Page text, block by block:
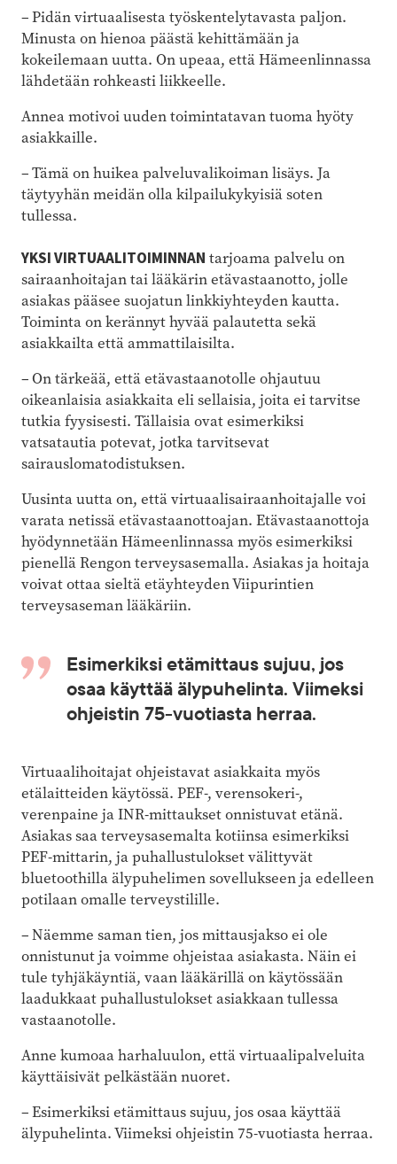
– Pidän virtuaalisesta työskentelytavasta paljon.
Minusta on hienoa päästä kehittämään ja
kokeilemaan uutta. On upeaa, että Hämeenlinnassa
lähdetään rohkeasti liikkeelle.
Annea motivoi uuden toimintatavan tuoma hyöty
asiakkaille.
– Tämä on huikea palveluvalikoiman lisäys. Ja
täytyyhän meidän olla kilpailukykyisiä soten
tullessa.
YKSI VIRTUAALITOIMINNAN tarjoama palvelu on
sairaanhoitajan tai lääkärin etävastaanotto, jolle
asiakas pääsee suojatun linkkiyhteyden kautta.
Toiminta on kerännyt hyvää palautetta sekä
asiakkailta että ammattilaisilta.
– On tärkeää, että etävastaanotolle ohjautuu
oikeanlaisia asiakkaita eli sellaisia, joita ei tarvitse
tutkia fyysisesti. Tällaisia ovat esimerkiksi
vatsatautia potevat, jotka tarvitsevat
sairauslomatodistuksen.
Uusinta uutta on, että virtuaalisairaanhoitajalle voi
varata netissä etävastaanottoajan. Etävastaanottoja
hyödynnetään Hämeenlinnassa myös esimerkiksi
pienellä Rengon terveysasemalla. Asiakas ja hoitaja
voivat ottaa sieltä etäyhteyden Viipurintien
terveysaseman lääkäriin.
Esimerkiksi etämittaus sujuu, jos
osaa käyttää älypuhelinta. Viimeksi
ohjeistin 75-vuotiasta herraa.
Virtuaalihoitajat ohjeistavat asiakkaita myös
etälaitteiden käytössä. PEF-, verensokeri-,
verenpaine ja INR-mittaukset onnistuvat etänä.
Asiakas saa terveysasemalta kotiinsa esimerkiksi
PEF-mittarin, ja puhallustulokset välittyvät
bluetoothilla älypuhelimen sovellukseen ja edelleen
potilaan omalle terveystilille.
– Näemme saman tien, jos mittausjakso ei ole
onnistunut ja voimme ohjeistaa asiakasta. Näin ei
tule tyhjäkäyntiä, vaan lääkärillä on käytössään
laadukkaat puhallustulokset asiakkaan tullessa
vastaanotolle.
Anne kumoaa harhaluulon, että virtuaalipalveluita
käyttäisivät pelkästään nuoret.
– Esimerkiksi etämittaus sujuu, jos osaa käyttää
älypuhelinta. Viimeksi ohjeistin 75-vuotiasta herraa.